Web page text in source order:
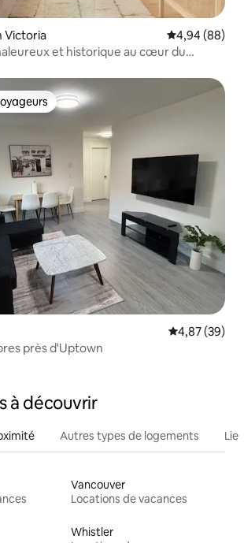
Victoria Évaluation
4,94 (88)
et historique au cœur du
Évaluation
4,87 (39)
près d'Uptown
à découvrir
Autres types de logements
Vancouver
Locations de vacances
Whistler